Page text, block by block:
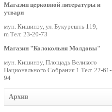
Магазин церковной литературы и
утвари
мун. Кишинэу, ул. Букурешть 119,
m Тел: 23-20-73
Магазин "Колокольня Молдовы"
мун. Кишинэу, Площадь Великого
Национального Собрания 1 Тел: 22-61-
94
Архив